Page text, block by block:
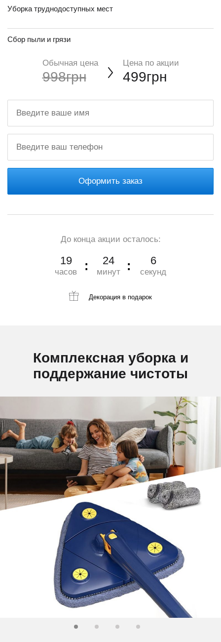
Уборка труднодоступных мест
Сбор пыли и грязи
Обычная цена
998грн
Цена по акции
499грн
Оформить заказ
До конца акции осталось:
19
часов
24
минут
4
секунд
Декорация в подарок
Комплексная уборка и
поддержание чистоты